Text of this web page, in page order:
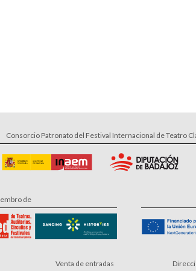
Consorcio Patronato del Festival Internacional de Teatro
de
Venta de entradas